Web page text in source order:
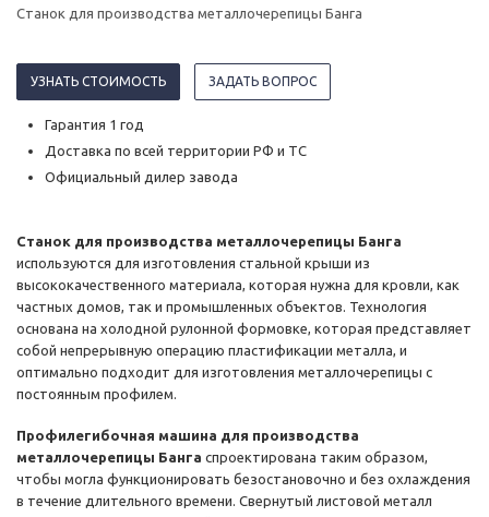
Станок для производства металлочерепицы Банга
УЗНАТЬ СТОИМОСТЬ ЗАДАТЬ ВОПРОС
Гарантия 1 год
Доставка по всей территории РФ и ТС
Официальный дилер завода
Станок для производства металлочерепицы Банга
используются для изготовления стальной крыши из
высококачественного материала, которая нужна для кровли, как
частных домов, так и промышленных объектов. Технология
основана на холодной рулонной формовке, которая представляет
собой непрерывную операцию пластификации металла, и
оптимально подходит для изготовления металлочерепицы с
постоянным профилем.
Профилегибочная машина для производства
металлочерепицы Банга спроектирована таким образом,
чтобы могла функционировать безостановочно и без охлаждения
в течение длительного времени. Свернутый листовой металл